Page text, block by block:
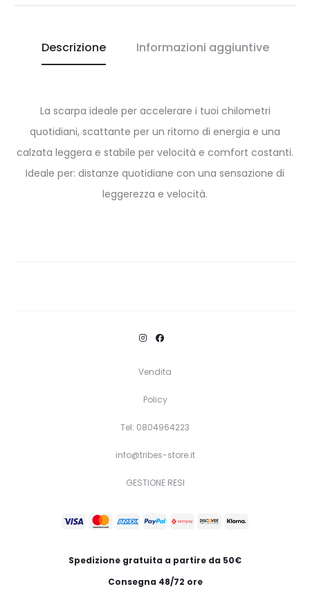
Descrizione Informazioni aggiuntive
La scarpa ideale per accelerare i tuoi chilometri
quotidiani, scattante per un ritorno di energia e una
calzata leggera e stabile per velocità e comfort costanti.
Ideale per: distanze quotidiane con una sensazione di
leggerezza e velocità.
Vendita
Policy
Tel: 0804964223
info@tribes-store.it
GESTIONE RESI
Spedizione gratuita a partire da 50€
Consegna 48/72 ore